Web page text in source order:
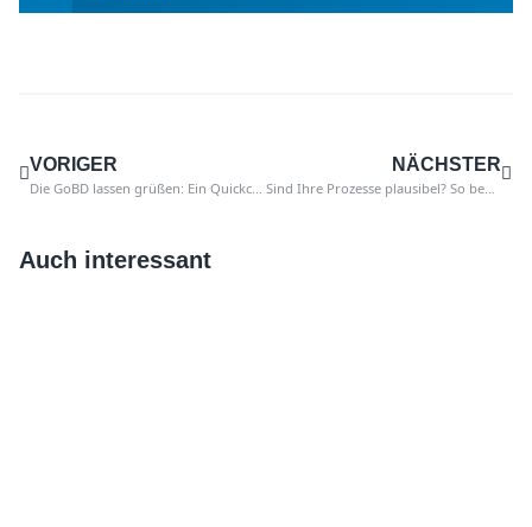
VORIGER
Die GoBD lassen grüßen: Ein Quickcheck für Ihren SAP Buchungsstoff
NÄCHSTER
Sind Ihre Prozesse plausibel? So bekommen Sie es automatisiert heraus
Auch interessant